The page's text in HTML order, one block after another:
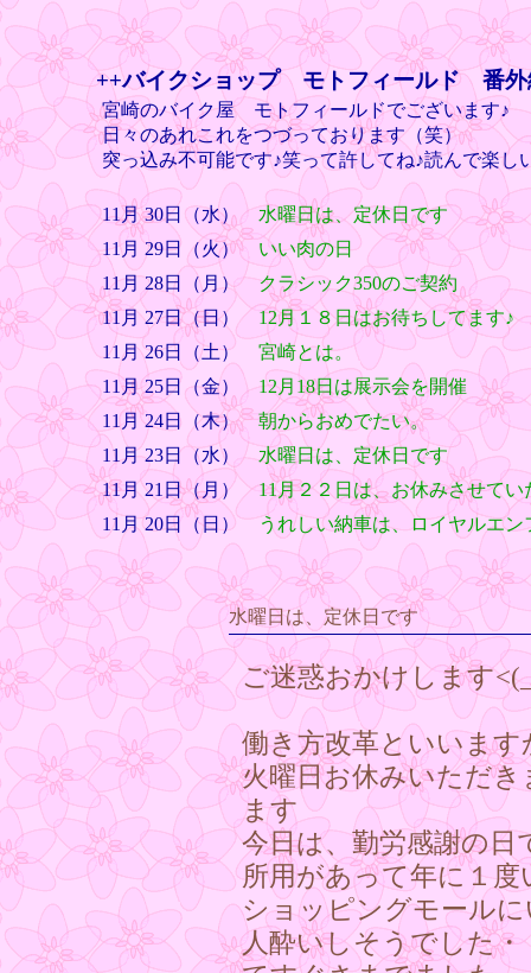
++バイクショップ モトフィールド 番外
宮崎のバイク屋 モトフィールドでございます♪
日々のあれこれをつづっております（笑）
突っ込み不可能です♪笑って許してね♪読んで楽し
11月 30日（水）
水曜日は、定休日です
11月 29日（火）
いい肉の日
11月 28日（月）
クラシック350のご契約
11月 27日（日）
12月１８日はお待ちしてます♪
11月 26日（土）
宮崎とは。
11月 25日（金）
12月18日は展示会を開催
11月 24日（木）
朝からおめでたい。
11月 23日（水）
水曜日は、定休日です
11月 21日（月）
11月２２日は、お休みさせてい
11月 20日（日）
うれしい納車は、ロイヤルエン
水曜日は、定休日です
ご迷惑おかけします
働き方改革といいま
火曜日お休みいただ
ます
今日は、勤労感謝の日
所用があって年に１
ショッピングモール
人酔いしそうでした